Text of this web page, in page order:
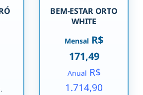
BEM-ESTAR ORTO
WHITE
Mensal R$
171,49
Anual R$
1.714,90